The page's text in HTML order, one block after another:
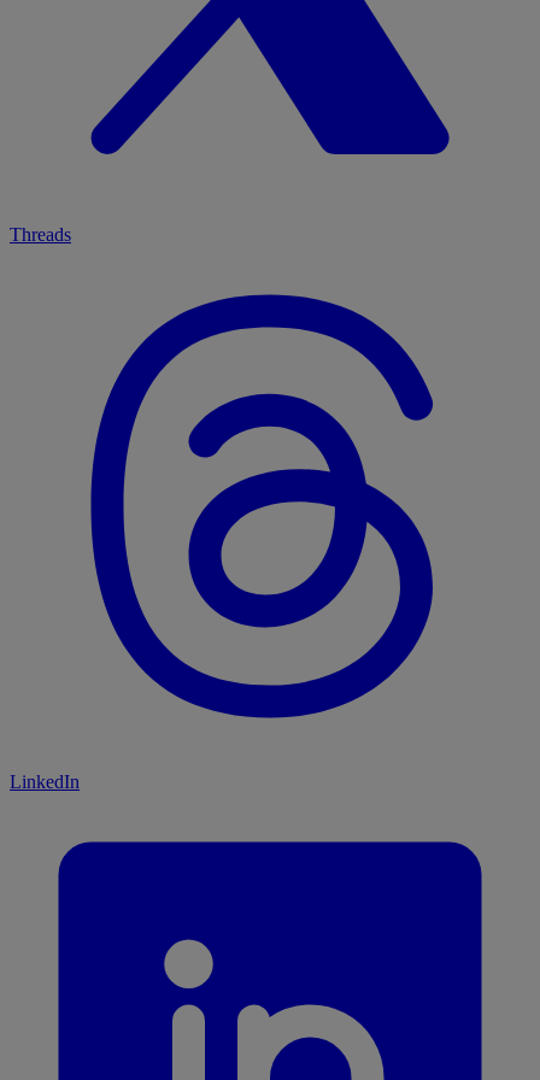
Threads
LinkedIn